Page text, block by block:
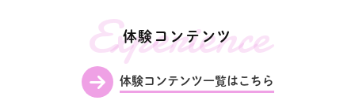
体験コンテンツ
Experience
体験コンテンツ一覧はこちら